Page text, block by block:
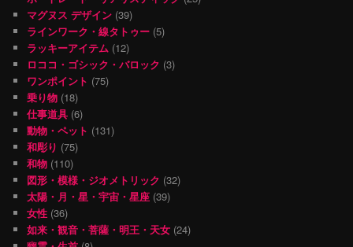
マグヌス デザイン (39)
ラインワーク・線タトゥー (5)
ラッキーアイテム (12)
ロココ・ゴシック・バロック (3)
ワンポイント (75)
乗り物 (18)
仕事道具 (6)
動物・ペット (131)
和彫り (75)
和物 (110)
図形・模様・ジオメトリック (32)
太陽・月・星・宇宙・星座 (39)
女性 (36)
如来・観音・菩薩・明王・天女 (24)